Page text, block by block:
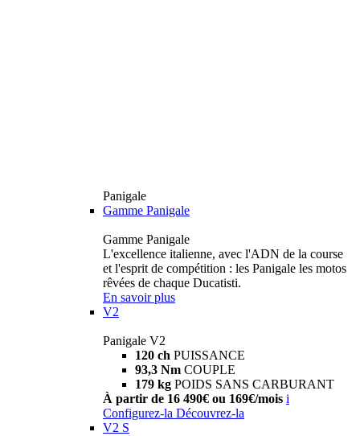
Panigale
Gamme Panigale
Gamme Panigale
L'excellence italienne, avec l'ADN de la course
et l'esprit de compétition : les Panigale les motos
rêvées de chaque Ducatisti.
En savoir plus
V2
Panigale V2
120 ch PUISSANCE
93,3 Nm COUPLE
179 kg POIDS SANS CARBURANT
À partir de 16 490€ ou 169€/mois i
Configurez-la Découvrez-la
V2 S